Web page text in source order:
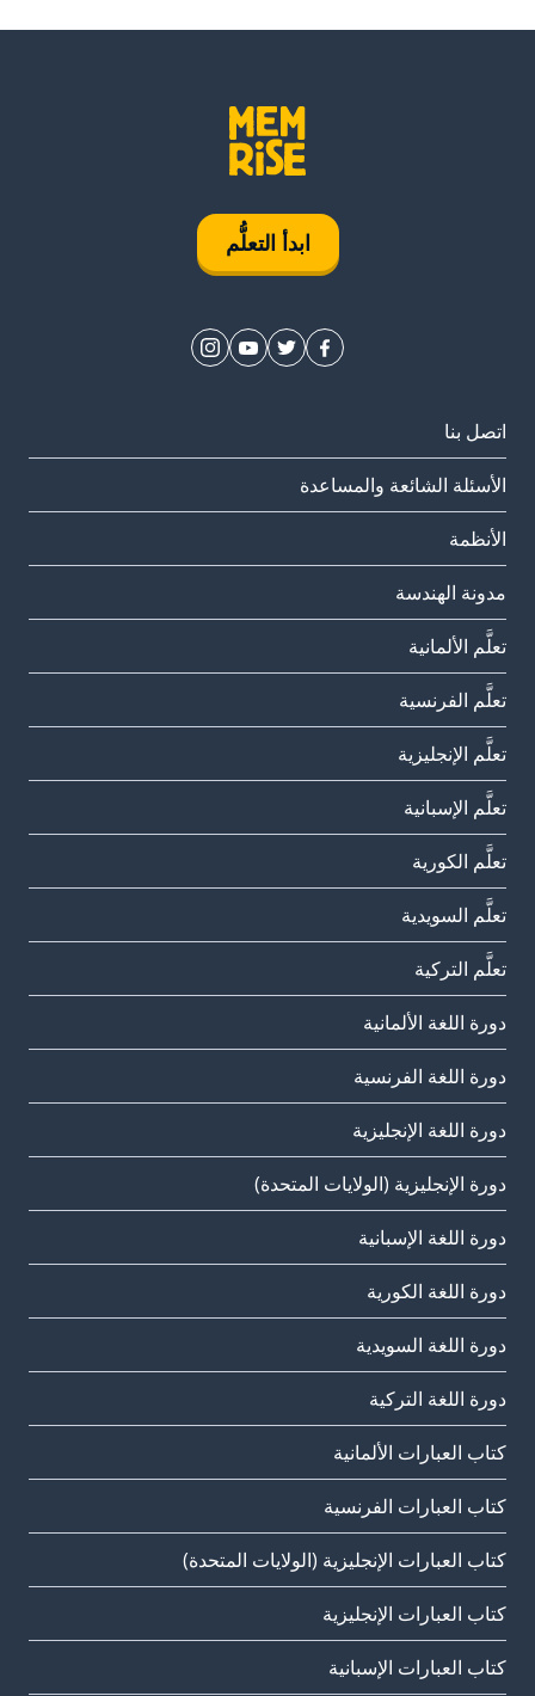
ابدأ التعلُّم
اتصل بنا
الأسئلة الشائعة والمساعدة
الأنظمة
مدونة الهندسة
تعلَّم الألمانية
تعلَّم الفرنسية
تعلَّم الإنجليزية
تعلَّم الإسبانية
تعلَّم الكورية
تعلَّم السويدية
تعلَّم التركية
دورة اللغة الألمانية
دورة اللغة الفرنسية
دورة اللغة الإنجليزية
دورة الإنجليزية (الولايات المتحدة)
دورة اللغة الإسبانية
دورة اللغة الكورية
دورة اللغة السويدية
دورة اللغة التركية
كتاب العبارات الألمانية
كتاب العبارات الفرنسية
كتاب العبارات الإنجليزية (الولايات المتحدة)
كتاب العبارات الإنجليزية
كتاب العبارات الإسبانية